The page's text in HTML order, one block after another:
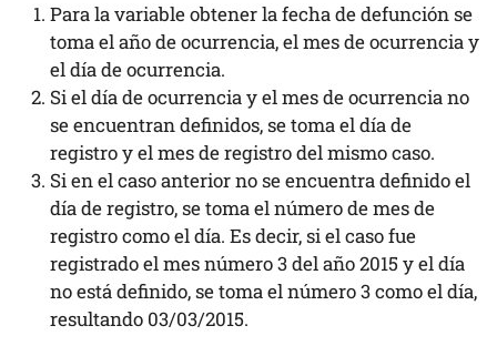
Para la variable obtener la fecha de defunción se
toma el año de ocurrencia, el mes de ocurrencia y
el día de ocurrencia.
Si el día de ocurrencia y el mes de ocurrencia no
se encuentran definidos, se toma el día de
registro y el mes de registro del mismo caso.
Si en el caso anterior no se encuentra definido el
día de registro, se toma el número de mes de
registro como el día. Es decir, si el caso fue
registrado el mes número 3 del año 2015 y el día
no está definido, se toma el número 3 como el día,
resultando 03/03/2015.